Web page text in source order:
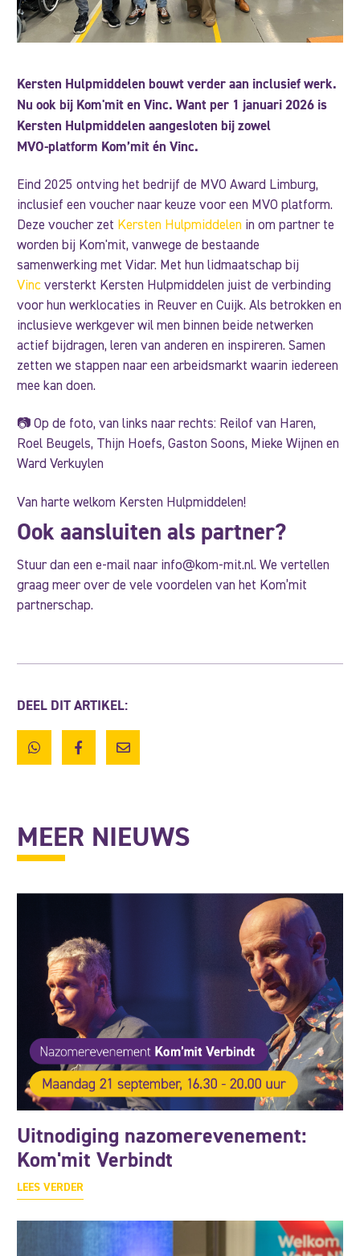
Kersten Hulpmiddelen bouwt verder aan inclusief werk.
Nu ook bij Kom'mit en Vinc. Want per 1 januari 2026 is
Kersten Hulpmiddelen aangesloten bij zowel
MVO‑platform Kom’mit én Vinc.
Eind 2025 ontving het bedrijf de MVO Award Limburg,
inclusief een voucher naar keuze voor een MVO platform.
Deze voucher zet Kersten Hulpmiddelen in om partner te
worden bij Kom'mit, vanwege de bestaande
samenwerking met Vidar. Met hun lidmaatschap bij
Vincversterkt Kersten Hulpmiddelen juist de verbinding
voor hun werklocaties in Reuver en Cuijk. Als betrokken en
inclusieve werkgever wil men binnen beide netwerken
actief bijdragen, leren van anderen en inspireren. Samen
zetten we stappen naar een arbeidsmarkt waarin iedereen
mee kan doen.
📷 Op de foto, van links naar rechts: Reilof van Haren,
Roel Beugels, Thijn Hoefs, Gaston Soons, Mieke Wijnen en
Ward Verkuylen
Van harte welkom Kersten Hulpmiddelen!
Ook aansluiten als partner?
Stuur dan een e-mail naar info@kom-mit.nl. We vertellen
graag meer over de vele voordelen van het Kom’mit
partnerschap.
DEEL DIT ARTIKEL:
MEER NIEUWS
Uitnodiging nazomerevenement:
Kom'mit Verbindt
LEES VERDER